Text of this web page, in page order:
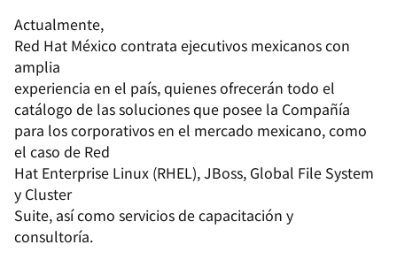
Actualmente,
Red Hat México contrata ejecutivos mexicanos con
amplia
experiencia en el país, quienes ofrecerán todo el
catálogo de las soluciones que posee la Compañía
para los corporativos en el mercado mexicano, como
el caso de Red
Hat Enterprise Linux (RHEL), JBoss, Global File System
y Cluster
Suite, así como servicios de capacitación y
consultoría.